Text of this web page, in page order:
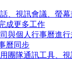
、視訊會議、螢
成更多工作
與個人行事曆進
曆同步
團隊通訊工具、